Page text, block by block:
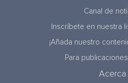
Canal de
Inscríbete en nuestra
¡Añada nuestro
Para
Acerca